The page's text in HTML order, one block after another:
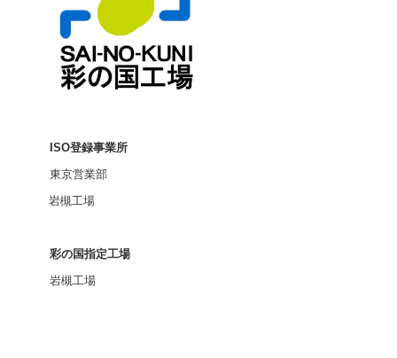
ISO登録事業所
東京営業部
岩槻工場
彩の国指定工場
岩槻工場